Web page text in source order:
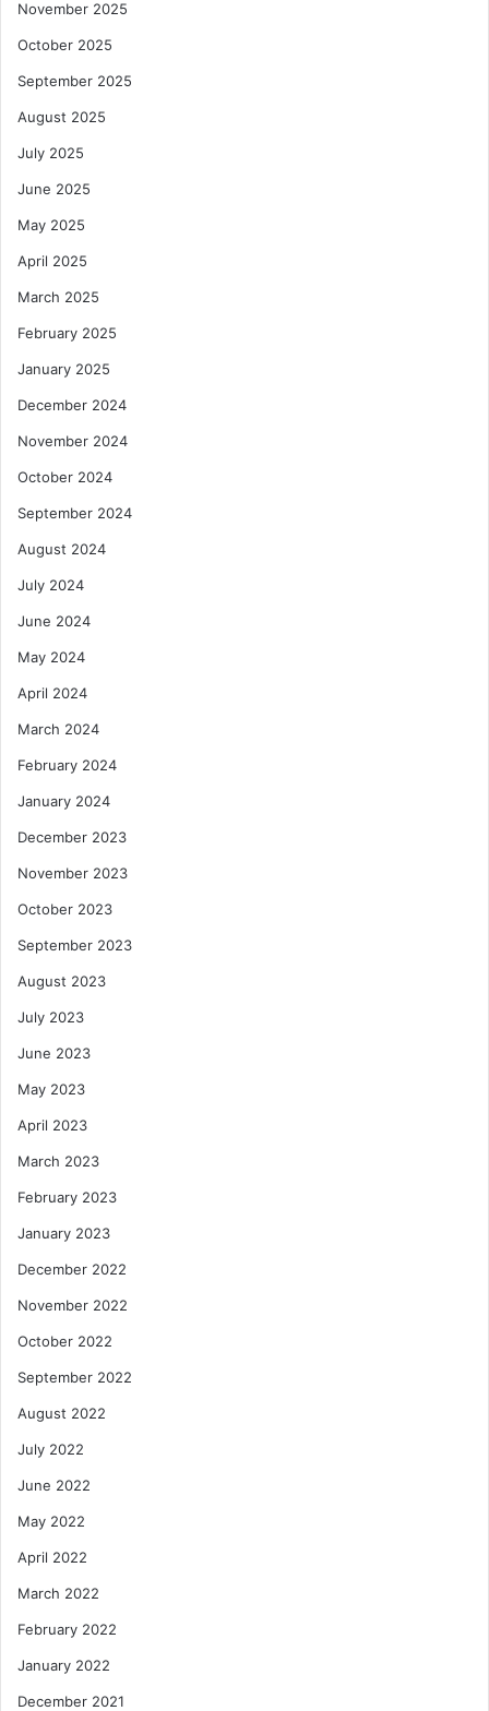
November 2025
October 2025
September 2025
August 2025
July 2025
June 2025
May 2025
April 2025
March 2025
February 2025
January 2025
December 2024
November 2024
October 2024
September 2024
August 2024
July 2024
June 2024
May 2024
April 2024
March 2024
February 2024
January 2024
December 2023
November 2023
October 2023
September 2023
August 2023
July 2023
June 2023
May 2023
April 2023
March 2023
February 2023
January 2023
December 2022
November 2022
October 2022
September 2022
August 2022
July 2022
June 2022
May 2022
April 2022
March 2022
February 2022
January 2022
December 2021